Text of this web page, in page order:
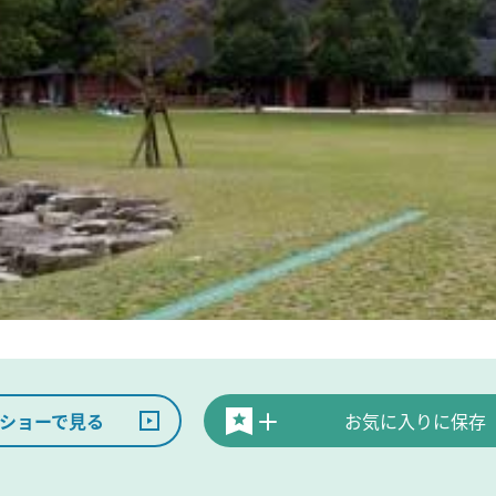
ョーで見る お気に入りに保存